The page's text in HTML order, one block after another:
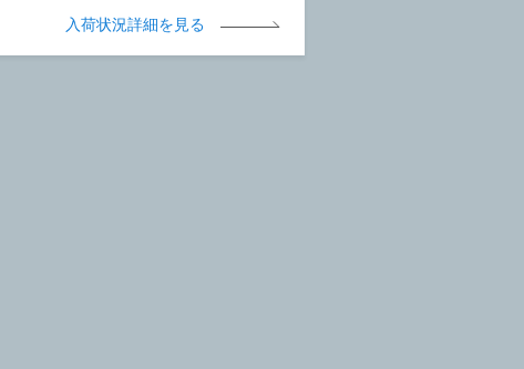
入荷状況詳細を見る